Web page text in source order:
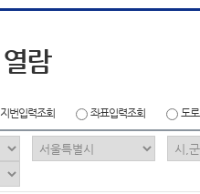
람
지번입력조회 좌표입력조회 도